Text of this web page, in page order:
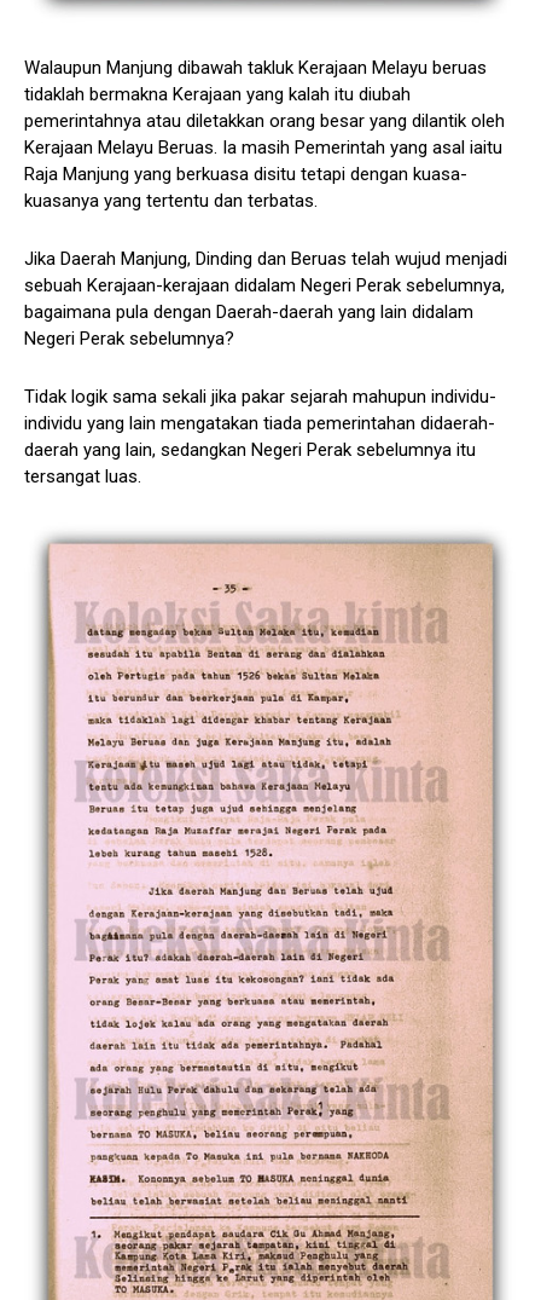
Walaupun Manjung dibawah takluk Kerajaan Melayu beruas
tidaklah bermakna Kerajaan yang kalah itu diubah
pemerintahnya atau diletakkan orang besar yang dilantik oleh
Kerajaan Melayu Beruas. Ia masih Pemerintah yang asal iaitu
Raja Manjung yang berkuasa disitu tetapi dengan kuasa-
kuasanya yang tertentu dan terbatas.
Jika Daerah Manjung, Dinding dan Beruas telah wujud menjadi
sebuah Kerajaan-kerajaan didalam Negeri Perak sebelumnya,
bagaimana pula dengan Daerah-daerah yang lain didalam
Negeri Perak sebelumnya?
Tidak logik sama sekali jika pakar sejarah mahupun individu-
individu yang lain mengatakan tiada pemerintahan didaerah-
daerah yang lain, sedangkan Negeri Perak sebelumnya itu
tersangat luas.